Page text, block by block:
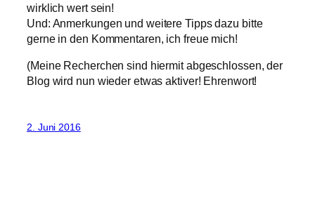
wirklich wert sein!
Und: Anmerkungen und weitere Tipps dazu bitte
gerne in den Kommentaren, ich freue mich!
(Meine Recherchen sind hiermit abgeschlossen, der
Blog wird nun wieder etwas aktiver! Ehrenwort!
2. Juni 2016